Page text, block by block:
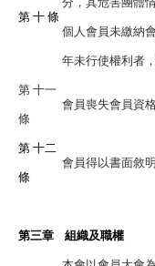
第 十 條
個人會員未繳納
年未行使權利者
第 十一
條
會員喪失會員資
第 十二
條
會員得以書面敘
第三章 組織及職權